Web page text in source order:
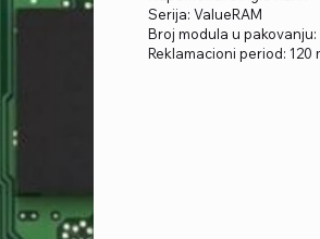
Serija: ValueRAM
Broj modula u pakovanju:
Reklamacioni period: 120